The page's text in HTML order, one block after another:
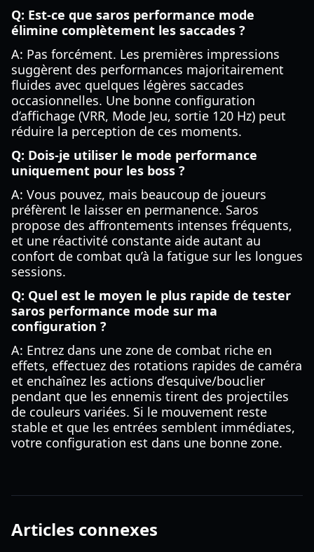
Q: Est-ce que saros performance mode
élimine complètement les saccades ?
A: Pas forcément. Les premières impressions
suggèrent des performances majoritairement
fluides avec quelques légères saccades
occasionnelles. Une bonne configuration
d’affichage (VRR, Mode Jeu, sortie 120 Hz) peut
réduire la perception de ces moments.
Q: Dois-je utiliser le mode performance
uniquement pour les boss ?
A: Vous pouvez, mais beaucoup de joueurs
préfèrent le laisser en permanence. Saros
propose des affrontements intenses fréquents,
et une réactivité constante aide autant au
confort de combat qu’à la fatigue sur les longues
sessions.
Q: Quel est le moyen le plus rapide de tester
saros performance mode sur ma
configuration ?
A: Entrez dans une zone de combat riche en
effets, effectuez des rotations rapides de caméra
et enchaînez les actions d’esquive/bouclier
pendant que les ennemis tirent des projectiles
de couleurs variées. Si le mouvement reste
stable et que les entrées semblent immédiates,
votre configuration est dans une bonne zone.
Articles connexes